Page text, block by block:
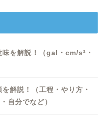
を解説！（gal・cm/s²・
解説！（工程・やり方・
自分でなど）